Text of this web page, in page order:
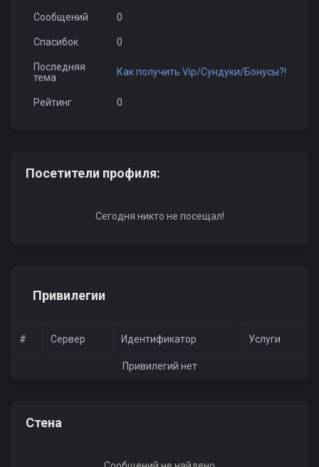
Сообщений 0
Спасибок 0
Последняя
тема
Как получить Vip/Сундуки/Бонусы?!
Рейтинг 0
Посетители профиля:
Сегодня никто не посещал!
Привилегии
# Сервер Идентификатор Услуги
Привилегий нет
Стена